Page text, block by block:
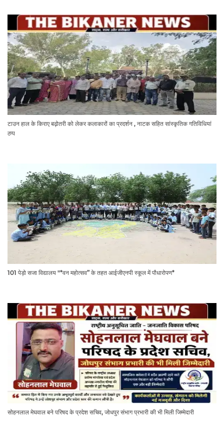
टाउन हाल के किराए बढ़ोतरी को लेकर कलाकारों का प्रदर्शन , नाटक सहित सांस्कृतिक गतिविधियां
ठप्प
101 पेड़ो सजा विद्यालय "*वन महोत्सव” के तहत आईजीएनपी स्कूल में पौधारोपण*
सोहनलाल मेघवाल बने परिषद के प्रदेश सचिव, जोधपुर संभाग प्रभारी की भी मिली जिम्मेदारी